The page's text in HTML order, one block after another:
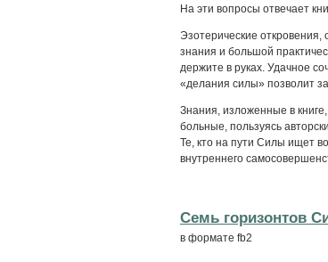
На эти вопросы отвечает
Эзотерические
знания и большой
держите в руках. Удачное
«делания силы» позволит
Знания, изложенные в
больные, пользуясь
Те, кто на пути Силы ищет
внутреннего
Семь горизонтов
в формате fb2